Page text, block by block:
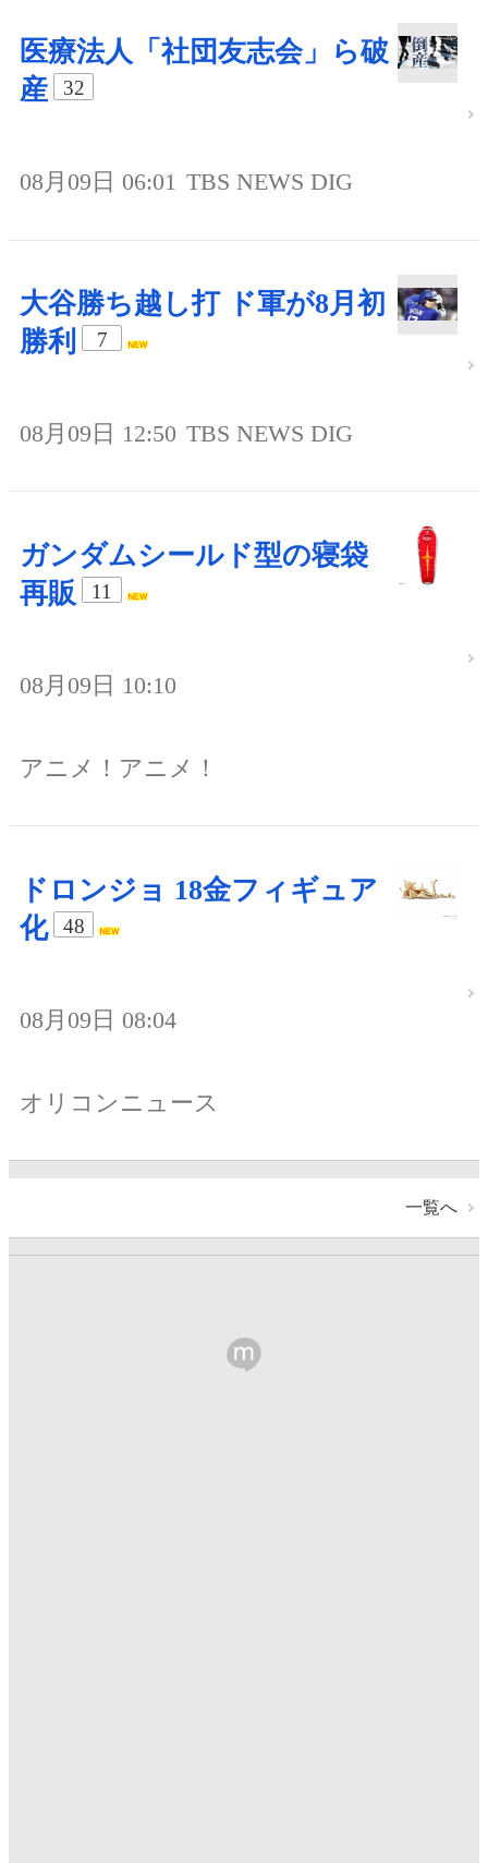
医療法人「社団友志会」ら破
産
32
08月09日 06:01 TBS NEWS DIG
大谷勝ち越し打 ド軍が8月初
勝利
7
08月09日 12:50 TBS NEWS DIG
ガンダムシールド型の寝袋
再販
11
08月09日 10:10
アニメ！アニメ！
ドロンジョ 18金フィギュア
化
48
08月09日 08:04
オリコンニュース
一覧へ